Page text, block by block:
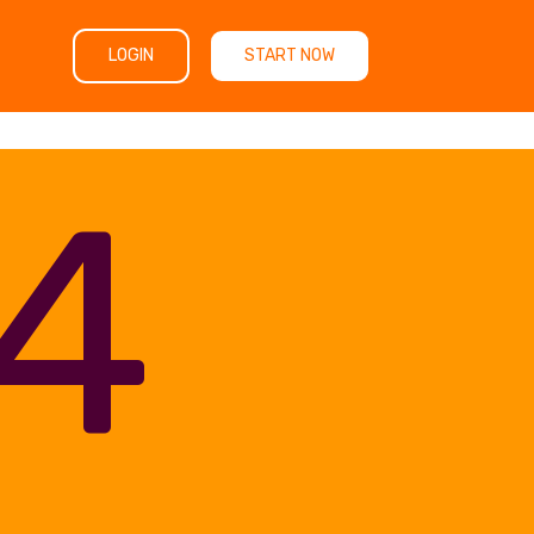
LOGIN START NOW